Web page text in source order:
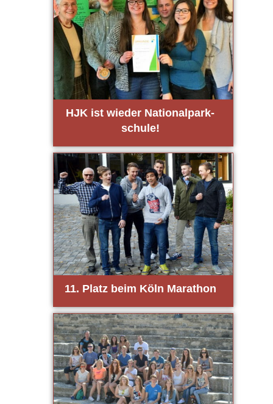
HJK ist wie­der Natio­nal­park­
schu­le!
11. Platz beim Köln Mara­thon